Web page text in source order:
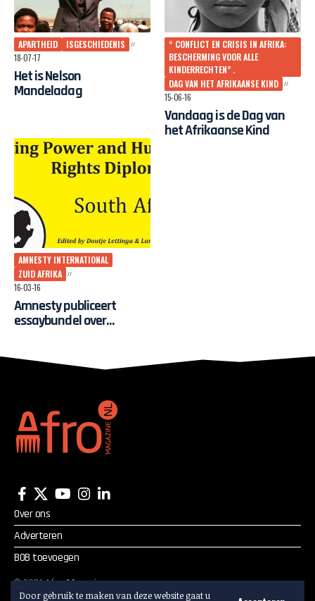
Door gebruik te maken van deze website gaat u
APARTHEID
ISGESCHIEDENIS
18-07-17
Het is Nelson
Mandeladag
“ CONFLICT EN CRISIS IN AFRIKA:
BESCHERMING VOOR ALLE
KINDERRECHTEN” .
DAG VAN HET AFRIKAANSE KIND
15-06-16
Vandaag is de Dag van
het Afrikaanse Kind
AMNESTY INTERNATIONAL
ZUID AFRIKA
16-03-16
Amnesty publiceert
essaybundel over
Over ons
Adverteren
BOB toevoegen
©2026Afro Magazine.
Alle rechten voorbehouden.